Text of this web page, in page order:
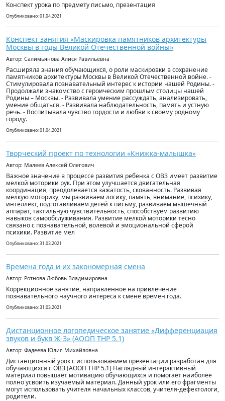
Конспект урока по предмету письмо, презентация
Опубликовано: 01.04.2021
Конспект занятия «Маскировка памятников архитектуры
Москвы в годы Великой Отечественной войны»
Автор: Салимьянова Алися Равильевна
Расширяла знания обучающихся, о роли маскировки в сохранение
памятников архитектуры Москвы в Великой Отечественной войне. -
Стимулировала познавательный интерес к истории нашей Родины. -
Продолжали знакомство с героическим прошлым столицы нашей
Родины – Москвы. - Развивала умение рассуждать, анализировать,
умение общаться. - Развивала наблюдательность, память и устную
речь. - Воспитывала чувство гордости и любви к своему родному
городу.
Опубликовано: 01.04.2021
Творческий проект по технологии «Книжка-малышка»
Автор: Малеев Алексей Олегович
Важное значение в процессе развития ребенка c ОВЗ имеет развитие
мелкой моторики рук. При этом улучшается двигательная
координация, преодолевается зажатость, скованность. Развивая
мелкую моторику, мы развиваем логику, память, внимание, психику,
интеллект, подготавливаем детей к письму, развиваем мышечный
аппарат, тактильную чувствительность, способствуем развитию
навыков самообслуживания. Развитие мелкой моторики тесно
связано с познавательной, волевой и эмоциональной сферой
психики. Развитие мел
Опубликовано: 31.03.2021
Времена года и их закономерная смена
Автор: Ротнова Любовь Владимировна
Коррекционное занятие, направленное на привлечение
познавательного научного интереса к смене времен года.
Опубликовано: 31.03.2021
Дистанционное логопедическое занятие «Дифференциация
звуков и букв Ж-З» (АООП ТНР 5.1)
Автор: Фадеева Юлия Михайловна
Дистанционный урок с использованием презентации разработан для
обучающихся с ОВЗ (АООП ТНР 5.1) Наглядный интерактивный
материал повышает мотивацию обучающихся и помогает наиболее
полно усвоить изучаемый материал. Данный урок или его фрагменты
могут использовать учителя начальных классов, учителя-дефектологи,
родители.